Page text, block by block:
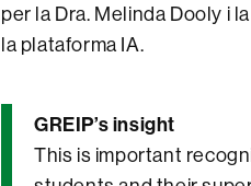
per la Dra. Melinda Dooly i
la plataforma IA.
GREIP’s insight
This is important